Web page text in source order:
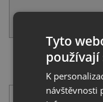
SET Deante
Tyto
používají
K
návštěvnosti